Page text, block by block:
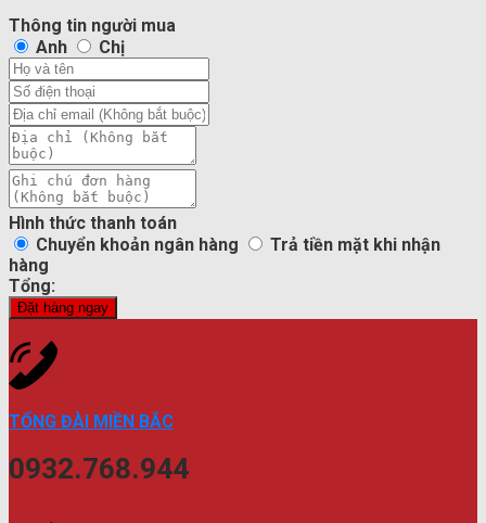
Thông tin người mua
Anh
Chị
Hình thức thanh toán
Chuyển khoản ngân hàng
Trả tiền mặt khi nhận
hàng
Tổng:
Đặt hàng ngay
TỔNG ĐÀI MIỀN BẮC
0932.768.944